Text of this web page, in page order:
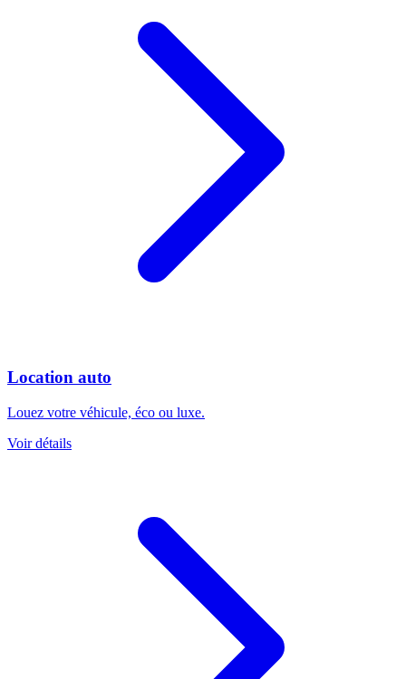
Location auto
Louez votre véhicule, éco ou luxe.
Voir détails